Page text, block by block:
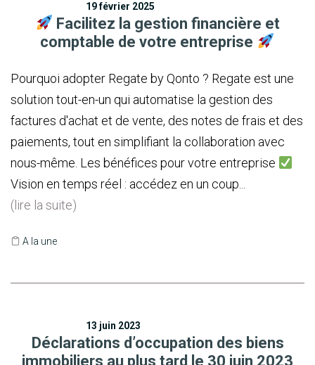
19 février 2025
Facilitez la gestion financière et
comptable de votre entreprise
Pourquoi adopter Regate by Qonto ? Regate est une
solution tout-en-un qui automatise la gestion des
factures d'achat et de vente, des notes de frais et des
paiements, tout en simplifiant la collaboration avec
nous-même. Les bénéfices pour votre entreprise
Vision en temps réel : accédez en un coup...
(lire la suite)
A la une
13 juin 2023
Déclarations d’occupation des biens
immobiliers au plus tard le 30 juin 2023